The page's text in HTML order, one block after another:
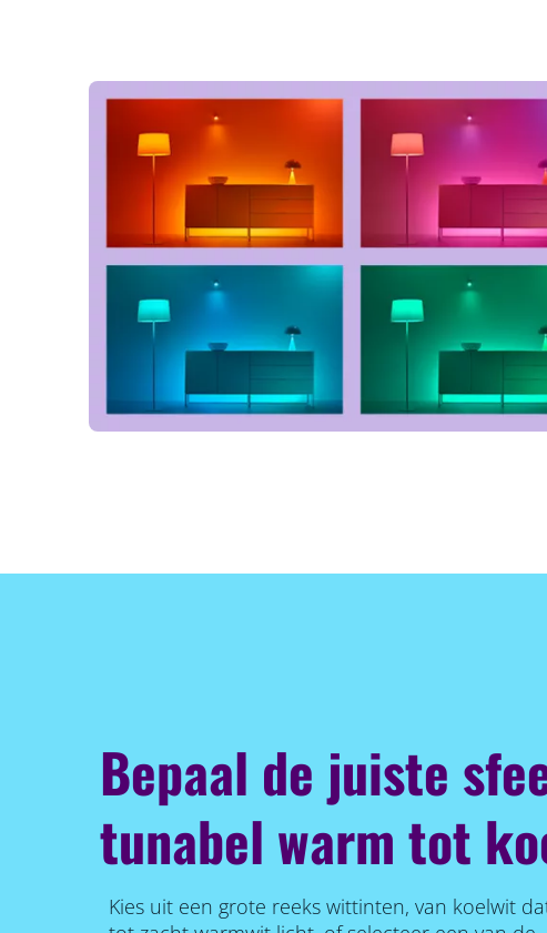
Bepaal de juiste
tunabel warm tot
Kies uit een grote reeks wittinten, van koelwit